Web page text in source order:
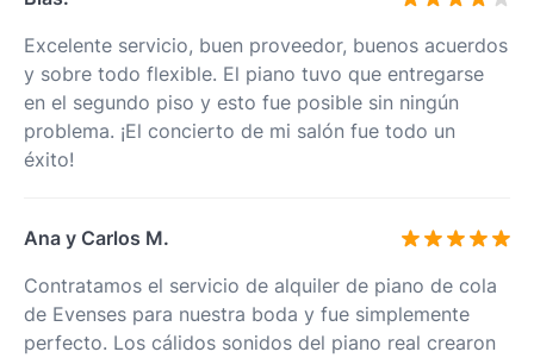
Excelente servicio, buen proveedor, buenos acuerdos
y sobre todo flexible. El piano tuvo que entregarse
en el segundo piso y esto fue posible sin ningún
problema. ¡El concierto de mi salón fue todo un
éxito!
Ana y Carlos M.
Contratamos el servicio de alquiler de piano de cola
de Evenses para nuestra boda y fue simplemente
perfecto. Los cálidos sonidos del piano real crearon